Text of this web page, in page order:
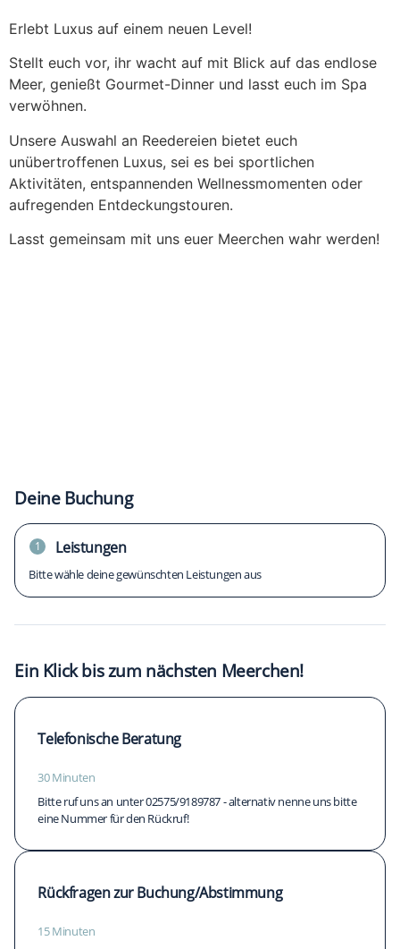
Erlebt Luxus auf einem neuen Level!
Stellt euch vor, ihr wacht auf mit Blick auf das endlose
Meer, genießt Gourmet-Dinner und lasst euch im Spa
verwöhnen.
Unsere Auswahl an Reedereien bietet euch
unübertroffenen Luxus, sei es bei sportlichen
Aktivitäten, entspannenden Wellnessmomenten oder
aufregenden Entdeckungstouren.
Lasst gemeinsam mit uns euer Meerchen wahr werden!